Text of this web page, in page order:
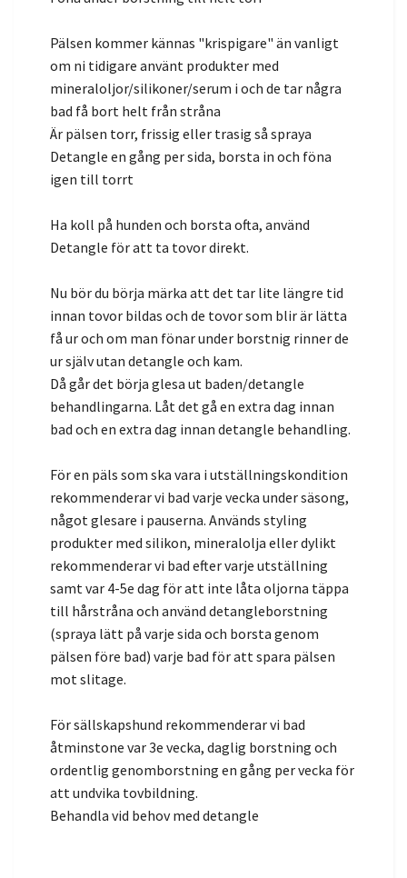
Pälsen kommer kännas "krispigare" än vanligt
om ni tidigare använt produkter med
mineraloljor/silikoner/serum i och de tar några
bad få bort helt från stråna
Är pälsen torr, frissig eller trasig så spraya
Detangle en gång per sida, borsta in och föna
igen till torrt
Ha koll på hunden och borsta ofta, använd
Detangle för att ta tovor direkt.
Nu bör du börja märka att det tar lite längre tid
innan tovor bildas och de tovor som blir är lätta
få ur och om man fönar under borstnig rinner de
ur själv utan detangle och kam.
Då går det börja glesa ut baden/detangle
behandlingarna. Låt det gå en extra dag innan
bad och en extra dag innan detangle behandling.
För en päls som ska vara i utställningskondition
rekommenderar vi bad varje vecka under säsong,
något glesare i pauserna. Används styling
produkter med silikon, mineralolja eller dylikt
rekommenderar vi bad efter varje utställning
samt var 4-5e dag för att inte låta oljorna täppa
till hårstråna och använd detangleborstning
(spraya lätt på varje sida och borsta genom
pälsen före bad) varje bad för att spara pälsen
mot slitage.
För sällskapshund rekommenderar vi bad
åtminstone var 3e vecka, daglig borstning och
ordentlig genomborstning en gång per vecka för
att undvika tovbildning.
Behandla vid behov med detangle